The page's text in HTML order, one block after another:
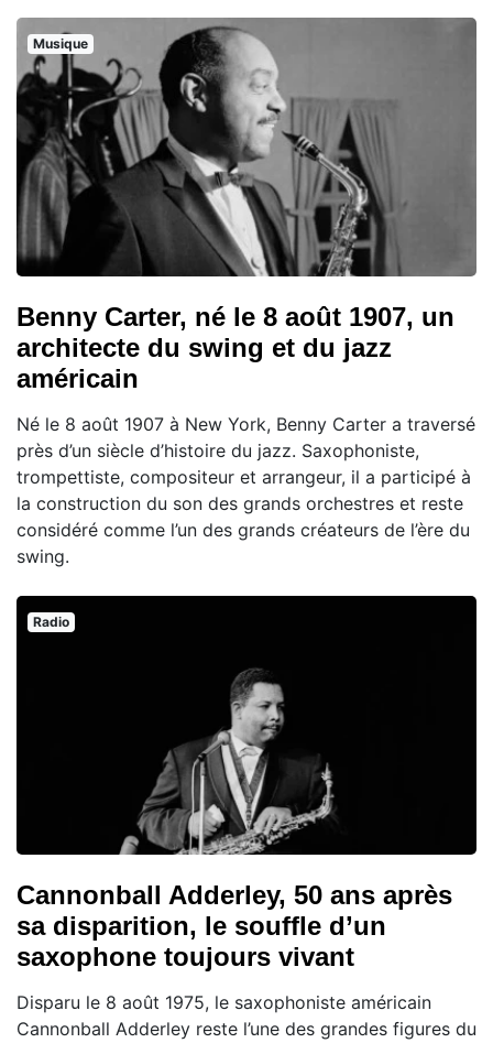
Musique
Benny Carter, né le 8 août 1907, un
architecte du swing et du jazz
américain
Né le 8 août 1907 à New York, Benny Carter a traversé
près d’un siècle d’histoire du jazz. Saxophoniste,
trompettiste, compositeur et arrangeur, il a participé à
la construction du son des grands orchestres et reste
considéré comme l’un des grands créateurs de l’ère du
swing.
Radio
Cannonball Adderley, 50 ans après
sa disparition, le souffle d’un
saxophone toujours vivant
Disparu le 8 août 1975, le saxophoniste américain
Cannonball Adderley reste l’une des grandes figures du